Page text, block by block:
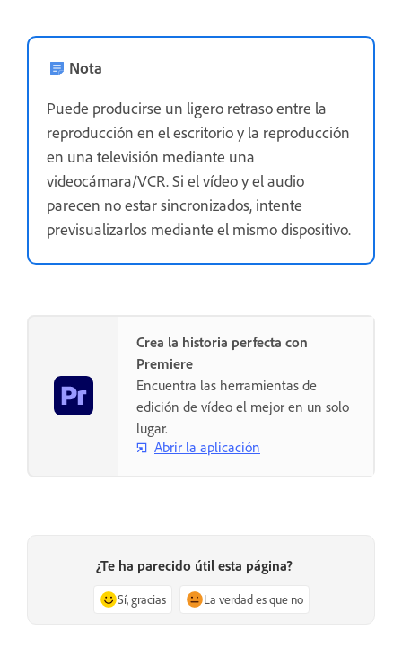
Nota
Puede producirse un ligero retraso entre la
reproducción en el escritorio y la reproducción
en una televisión mediante una
videocámara/VCR. Si el vídeo y el audio
parecen no estar sincronizados, intente
previsualizarlos mediante el mismo dispositivo.
Crea la historia perfecta con
Premiere
Encuentra las herramientas de
edición de vídeo el mejor en un solo
lugar.
Abrir la aplicación
¿Te ha parecido útil esta página?
Sí, gracias La verdad es que no